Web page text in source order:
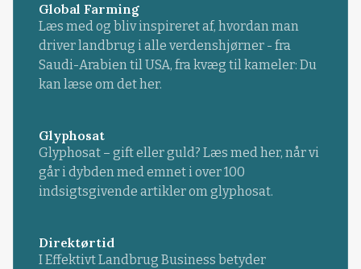
Global Farming
Læs med og bliv inspireret af, hvordan man
driver landbrug i alle verdenshjørner - fra
Saudi-Arabien til USA, fra kvæg til kameler: Du
kan læse om det her.
Glyphosat
Glyphosat – gift eller guld? Læs med her, når vi
går i dybden med emnet i over 100
indsigtsgivende artikler om glyphosat.
Direktørtid
I Effektivt Landbrug Business betyder